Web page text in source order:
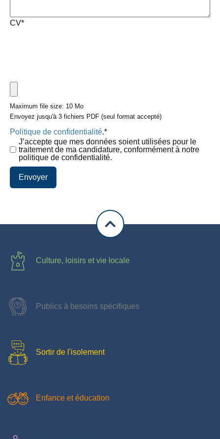
CV*
Maximum file size: 10 Mo
Envoyez jusqu'à 3 fichiers PDF (seul format accepté)
Politique de confidentialité.*
J’accepte que mes données soient utilisées pour le
traitement de ma candidature, conformément à notre
politique de confidentialité.
Envoyer
Culture, loisirs et vie locale
Publics à besoins spécifiques
Sortir de l'isolement
Enfance et éducation